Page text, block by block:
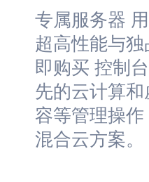
专属服务器
超高性能与
即购买 控制
先的云计算
容等管理操
混合云方案。